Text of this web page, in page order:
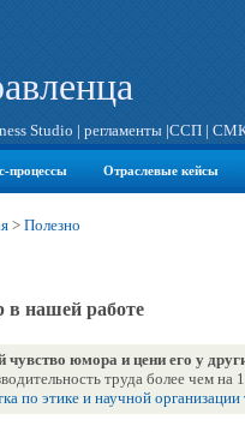
Studio | регламенты |ССП |
процессы Отраслевые кейсы
> Полезно
нашей работе
чувство юмора и цени его у
труда более чем на
по этике и научной организации